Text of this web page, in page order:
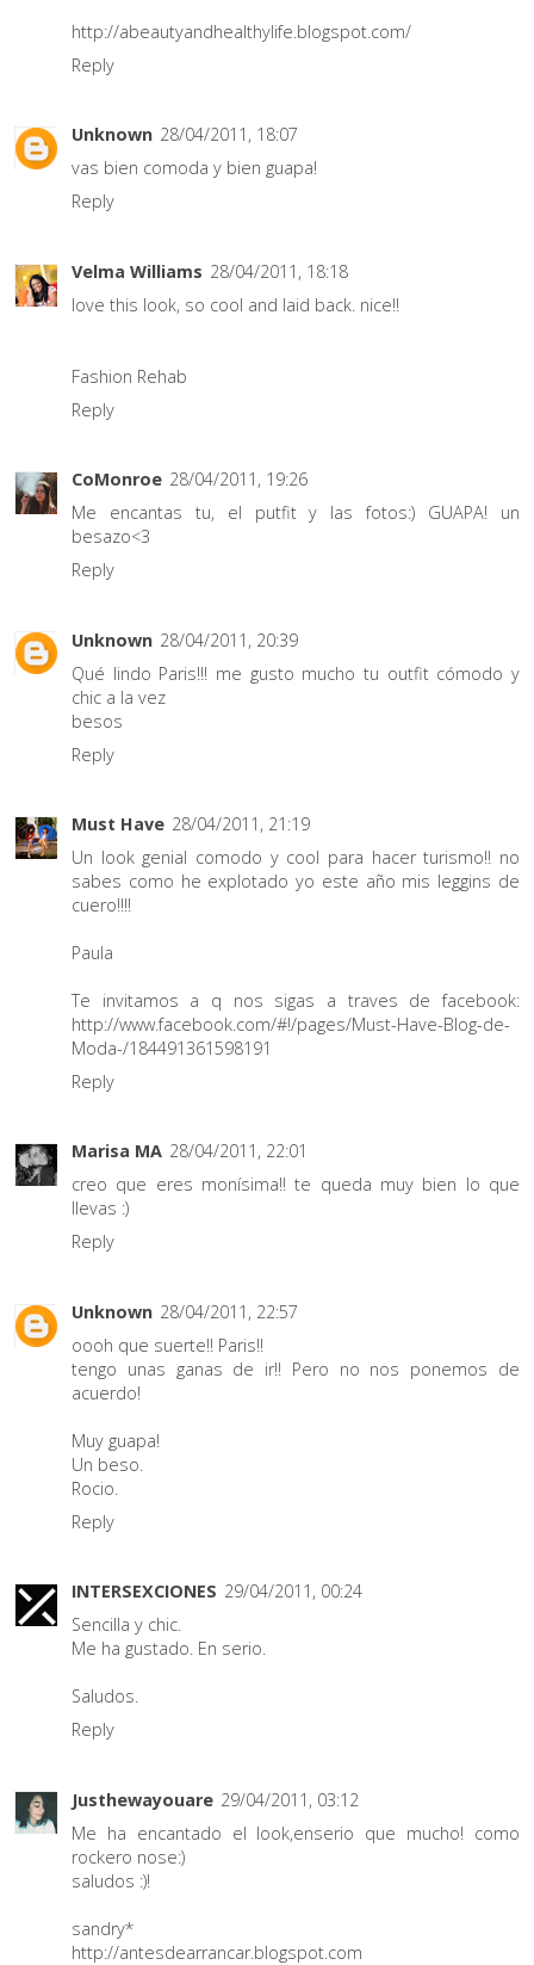
http://abeautyandhealthylife.blogspot.com/
Reply
Unknown 28/04/2011, 18:07
vas bien comoda y bien guapa!
Reply
Velma Williams 28/04/2011, 18:18
love this look, so cool and laid back. nice!!
Fashion Rehab
Reply
CoMonroe 28/04/2011, 19:26
Me encantas tu, el putfit y las fotos:) GUAPA! un
besazo<3
Reply
Unknown 28/04/2011, 20:39
Qué lindo Paris!!! me gusto mucho tu outfit cómodo y
chic a la vez
besos
Reply
Must Have 28/04/2011, 21:19
Un look genial comodo y cool para hacer turismo!! no
sabes como he explotado yo este año mis leggins de
cuero!!!!
Paula
Te invitamos a q nos sigas a traves de facebook:
http://www.facebook.com/#!/pages/Must-Have-Blog-de-
Moda-/184491361598191
Reply
Marisa MA 28/04/2011, 22:01
creo que eres monísima!! te queda muy bien lo que
llevas :)
Reply
Unknown 28/04/2011, 22:57
oooh que suerte!! Paris!!
tengo unas ganas de ir!! Pero no nos ponemos de
acuerdo!
Muy guapa!
Un beso.
Rocio.
Reply
INTERSEXCIONES 29/04/2011, 00:24
Sencilla y chic.
Me ha gustado. En serio.
Saludos.
Reply
Justhewayouare 29/04/2011, 03:12
Me ha encantado el look,enserio que mucho! como
rockero nose:)
saludos :)!
sandry*
http://antesdearrancar.blogspot.com